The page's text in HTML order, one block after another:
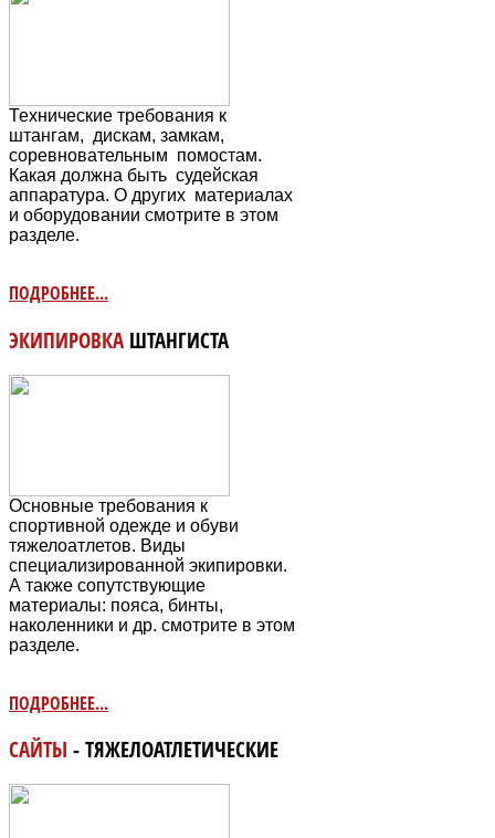
Технические требования к
штангам, дискам, замкам,
соревновательным помостам.
Какая должна быть судейская
аппаратура. О других материалах
и оборудовании смотрите в этом
разделе.
ПОДРОБНЕЕ...
ЭКИПИРОВКА ШТАНГИСТА
Основные требования к
спортивной одежде и обуви
тяжелоатлетов. Виды
специализированной экипировки.
А также сопутствующие
материалы: пояса, бинты,
наколенники и др. смотрите в этом
разделе.
ПОДРОБНЕЕ...
САЙТЫ - ТЯЖЕЛОАТЛЕТИЧЕСКИЕ